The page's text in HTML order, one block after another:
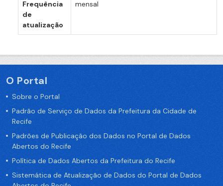
Frequência
de
atualização
mensal
O Portal
Sobre o Portal
Padrão de Serviço de Dados da Prefeitura da Cidade de
Recife
Padrões de Publicação dos Dados no Portal de Dados
Abertos do Recife
Política de Dados Abertos da Prefeitura do Recife
Sistemática de Atualização de Dados do Portal de Dados